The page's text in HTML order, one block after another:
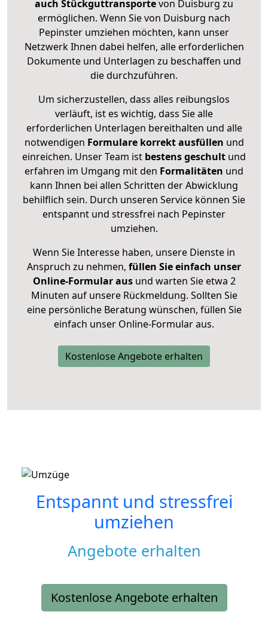
auch Stückguttransportevon Duisburg zu
ermöglichen. Wenn Sie von Duisburg nach
Pepinster umziehen möchten, kann unser
Netzwerk Ihnen dabei helfen, alle erforderlichen
Dokumente und Unterlagen zu beschaffen und
die durchzuführen.
Um sicherzustellen, dass alles reibungslos
verläuft, ist es wichtig, dass Sie alle
erforderlichen Unterlagen bereithalten und alle
notwendigen Formulare korrekt ausfüllen und
einreichen. Unser Team ist bestens geschult und
erfahren im Umgang mit den Formalitäten und
kann Ihnen bei allen Schritten der Abwicklung
behilflich sein. Durch unseren Service können Sie
entspannt und stressfrei nach Pepinster
umziehen.
Wenn Sie Interesse haben, unsere Dienste in
Anspruch zu nehmen, füllen Sie einfach unser
Online-Formular ausund warten Sie etwa 2
Minuten auf unsere Rückmeldung. Sollten Sie
eine persönliche Beratung wünschen, füllen Sie
einfach unser Online-Formular aus.
Kostenlose Angebote erhalten
Entspannt und stressfrei
umziehen
Angebote erhalten
Kostenlose Angebote erhalten